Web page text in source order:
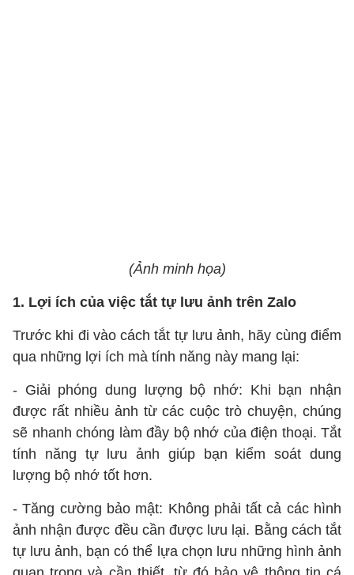
(Ảnh minh họa)
1. Lợi ích của việc tắt tự lưu ảnh trên Zalo
Trước khi đi vào cách tắt tự lưu ảnh, hãy cùng điểm
qua những lợi ích mà tính năng này mang lại:
- Giải phóng dung lượng bộ nhớ: Khi bạn nhận
được rất nhiều ảnh từ các cuộc trò chuyện, chúng
sẽ nhanh chóng làm đầy bộ nhớ của điện thoại. Tắt
tính năng tự lưu ảnh giúp bạn kiểm soát dung
lượng bộ nhớ tốt hơn.
- Tăng cường bảo mật: Không phải tất cả các hình
ảnh nhận được đều cần được lưu lại. Bằng cách tắt
tự lưu ảnh, bạn có thể lựa chọn lưu những hình ảnh